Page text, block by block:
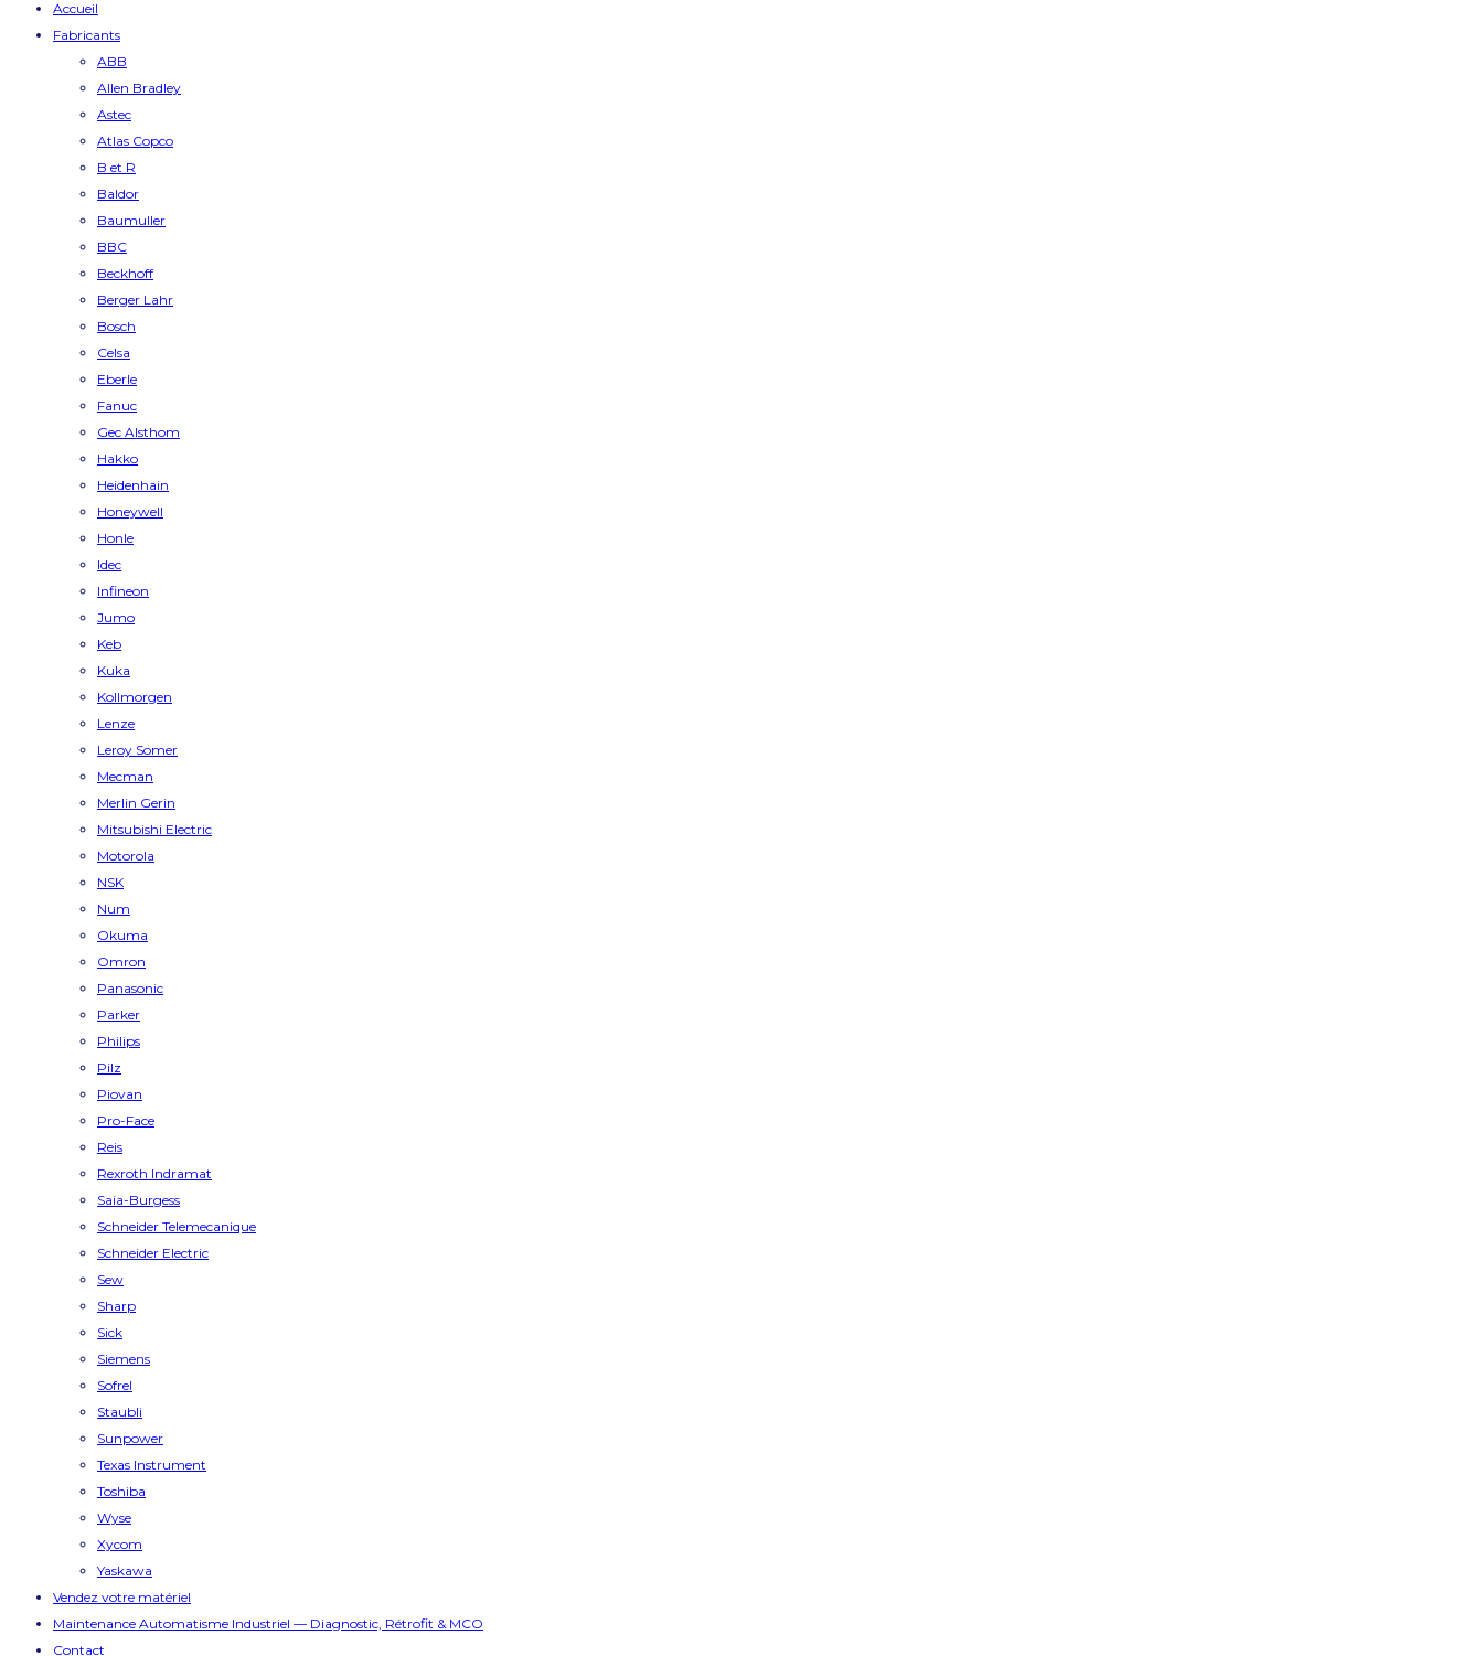
Accueil
Fabricants
ABB
Allen Bradley
Astec
Atlas Copco
B et R
Baldor
Baumuller
BBC
Beckhoff
Berger Lahr
Bosch
Celsa
Eberle
Fanuc
Gec Alsthom
Hakko
Heidenhain
Honeywell
Honle
Idec
Infineon
Jumo
Keb
Kuka
Kollmorgen
Lenze
Leroy Somer
Mecman
Merlin Gerin
Mitsubishi Electric
Motorola
NSK
Num
Okuma
Omron
Panasonic
Parker
Philips
Pilz
Piovan
Pro-Face
Reis
Rexroth Indramat
Saia-Burgess
Schneider Telemecanique
Schneider Electric
Sew
Sharp
Sick
Siemens
Sofrel
Staubli
Sunpower
Texas Instrument
Toshiba
Wyse
Xycom
Yaskawa
Vendez votre matériel
Maintenance Automatisme Industriel — Diagnostic, Rétrofit & MCO
Contact